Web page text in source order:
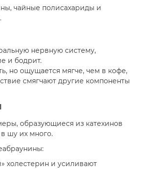
чайные полисахариды и
нервную систему,
и бодрит.​
но ощущается мягче, чем в кофе,
смягчают другие компоненты
образующиеся из катехинов
шу их много.​
холестерин и усиливают